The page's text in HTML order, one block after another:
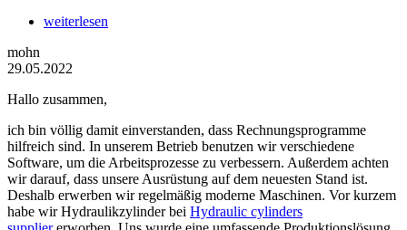
weiterlesen
mohn
29.05.2022
Hallo zusammen,
ich bin völlig damit einverstanden, dass Rechnungsprogramme
hilfreich sind. In unserem Betrieb benutzen wir verschiedene
Software, um die Arbeitsprozesse zu verbessern. Außerdem achten
wir darauf, dass unsere Ausrüstung auf dem neuesten Stand ist.
Deshalb erwerben wir regelmäßig moderne Maschinen. Vor kurzem
habe wir Hydraulikzylinder bei Hydraulic cylinders